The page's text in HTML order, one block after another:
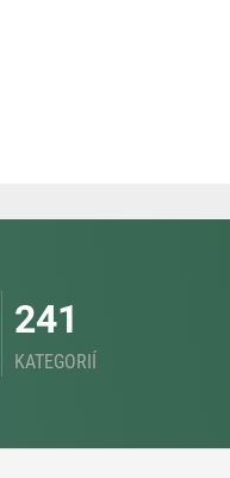
241
KATEGORIÍ